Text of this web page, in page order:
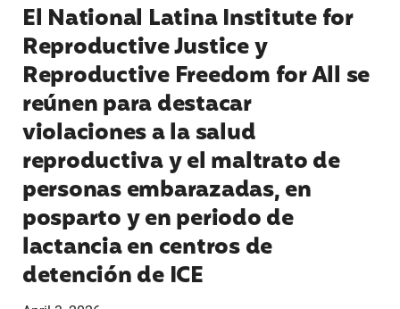
El National Latina Institute for
Reproductive Justice y
Reproductive Freedom for All se
reúnen para destacar
violaciones a la salud
reproductiva y el maltrato de
personas embarazadas, en
posparto y en periodo de
lactancia en centros de
detención de ICE